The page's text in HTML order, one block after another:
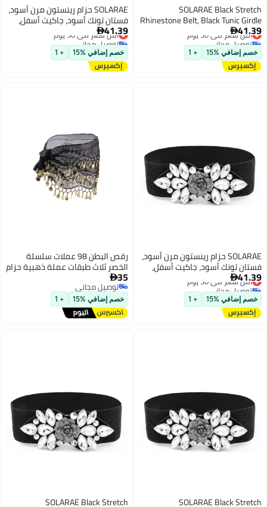
SOLARAE Black Stretch
Rhinestone Belt, Black Tunic Girdle
Dress Down Jacket Elastic
Waistband Apparel Accessories for
Girls Women (1'9-2'6)
41.39
أقل سعر في 30 يوم
توصيل مجاني
أقل سعر في 30 يوم
خصم إضافي %15 + 1
SOLARAE حزام رينستون مرن أسود،
فستان تونك أسود، جاكيت أسفل،
ملحقات ملابس للنساء والفتيات
(1'9-2'6)
41.39
أقل سعر في 30 يوم
توصيل مجاني
أقل سعر في 30 يوم
خصم إضافي %15 + 1
SOLARAE حزام رينستون مرن أسود،
فستان تونك أسود، جاكيت أسفل،
ملحقات ملابس للنساء والفتيات
(1'9-2'6)
41.39
أقل سعر في 30 يوم
توصيل مجاني
أقل سعر في 30 يوم
خصم إضافي %15 + 1
رقص البطن 98 عملات سلسلة
الخصر ثلاث طبقات عملة ذهبية حزام
شيفون وشاح الخصر الهندي رقص
الجاز
35
توصيل مجاني
توصيل مجاني
خصم إضافي %15 + 1
SOLARAE Black Stretch
SOLARAE Black Stretch